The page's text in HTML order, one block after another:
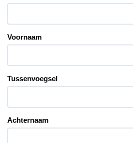
Voornaam
Tussenvoegsel
Achternaam